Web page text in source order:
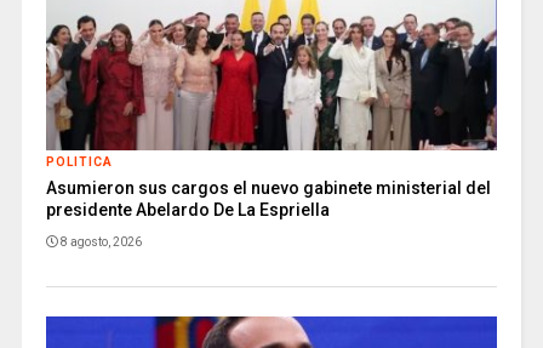
POLITICA
Asumieron sus cargos el nuevo gabinete ministerial del
presidente Abelardo De La Espriella
8 agosto, 2026